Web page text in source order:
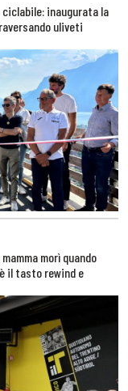
ciclabile: inaugurata la
uliveti
morì quando
il tasto rewind e